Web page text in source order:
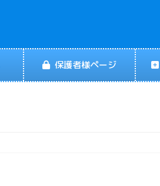
保護者様ページ